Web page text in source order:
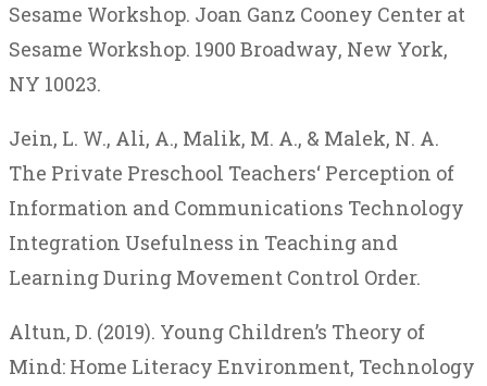
Sesame Workshop. Joan Ganz Cooney Center at
Sesame Workshop. 1900 Broadway, New York,
NY 10023
Jein, L. W., Ali, A., Malik, M. A., & Malek, N. A.
The Private Preschool Teachers‘ Perception of
Information and Communications Technology
Integration Usefulness in Teaching and
LearningDuring Movement Control Order
Altun, D. (2019). Young Children’s Theory of
Mind: Home Literacy Environment, Technology